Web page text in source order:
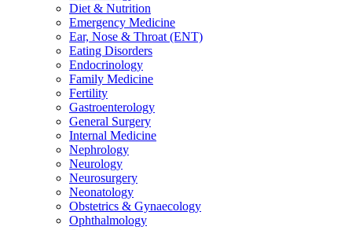
Diet & Nutrition
Emergency Medicine
Ear, Nose & Throat (ENT)
Eating Disorders
Endocrinology
Family Medicine
Fertility
Gastroenterology
General Surgery
Internal Medicine
Nephrology
Neurology
Neurosurgery
Neonatology
Obstetrics & Gynaecology
Ophthalmology